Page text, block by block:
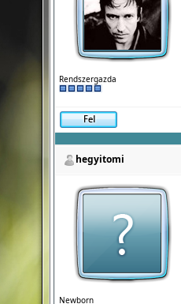
Rendszergazda
hegyitomi
Newborn